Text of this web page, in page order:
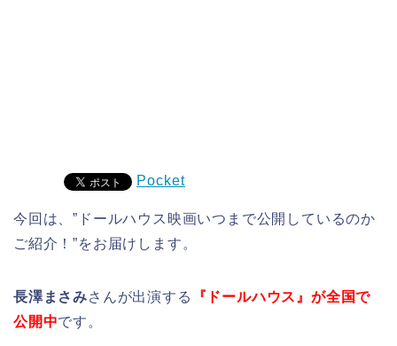
Pocket
今回は、”ドールハウス映画いつまで公開しているのか
ご紹介！”をお届けします。
長澤まさみさんが出演する
『ドールハウス』が全国で
公開中です。